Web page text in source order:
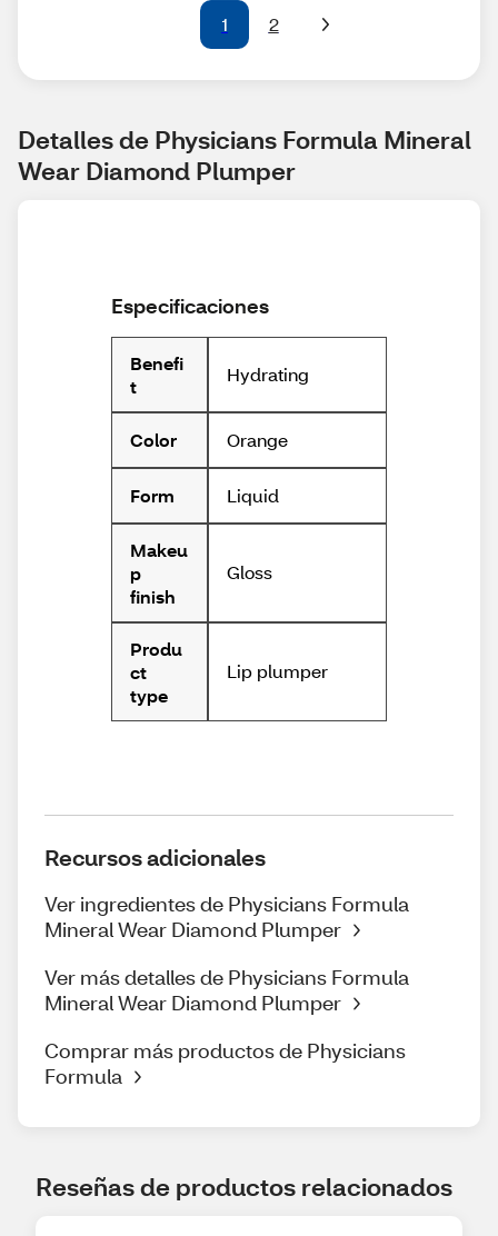
1 2
Detalles de Physicians Formula Mineral
Wear Diamond Plumper
Especificaciones
Benefi
t
Hydrating
Color Orange
Form Liquid
Makeu
p
finish
Gloss
Produ
ct
type
Lip plumper
Recursos adicionales
Ver ingredientes de Physicians Formula
Mineral Wear Diamond Plumper
Ver más detalles de Physicians Formula
Mineral Wear Diamond Plumper
Comprar más productos de Physicians
Formula
Reseñas de productos relacionados